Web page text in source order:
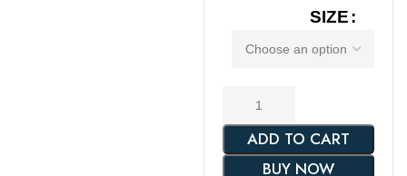
SIZE
ADD TO CART
BUY NOW